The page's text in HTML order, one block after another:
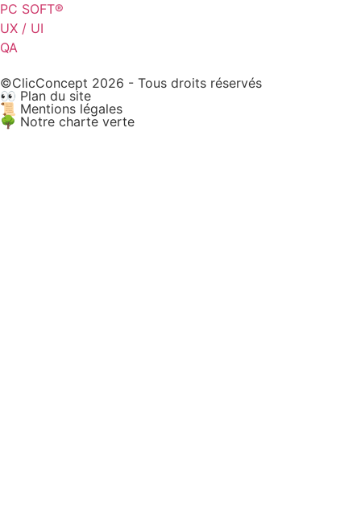
PC SOFT®
UX / UI
QA
©ClicConcept 2026 - Tous droits réservés
👀 Plan du site
📜 Mentions légales
🌳 Notre charte verte